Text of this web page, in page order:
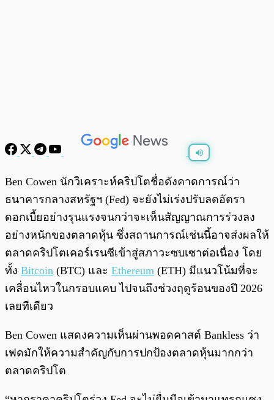
พร้อมเล่น / 0:00
Ben Cowen นักวิเคราะห์คริปโตชื่อดังคาดการณ์ว่า
ธนาคารกลางสหรัฐฯ (Fed) จะยังไม่เร่งปรับลดอัตรา
ดอกเบี้ยอย่างรุนแรงจนกว่าจะเห็นสัญญาณการร่วงลง
อย่างหนักของตลาดหุ้น ซึ่งสถานการณ์เช่นนี้อาจส่งผลให้
ตลาดคริปโตเคอร์เรนซีเข้าสู่สภาวะซบเซาต่อเนื่อง โดย
ทั้ง Bitcoin (BTC) และ Ethereum (ETH) มีแนวโน้มที่จะ
เคลื่อนไหวในกรอบแคบ ไปจนถึงช่วงฤดูร้อนของปี 2026
เลยทีเดียว
Ben Cowen แสดงความเห็นผ่านพอดคาสต์ Bankless ว่า
เฟดมักให้ความสำคัญกับการปกป้องตลาดหุ้นมากกว่า
ตลาดคริปโต